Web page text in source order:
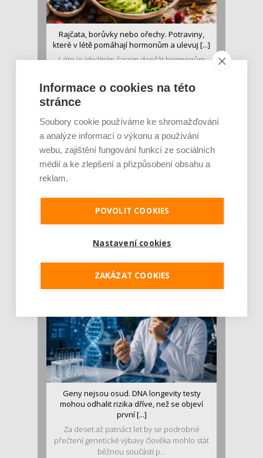
Rajčata, borůvky nebo ořechy. Potraviny,
které v létě pomáhají hormonům a ulevuj [...]
Léto je ideálním časem dopřát hormonům
luštěniny jsou práv...
Je jen pro sportovce, přiberu po něm a ve
stravě ho mám dostatek. Znáte nejčastějš [...]
Pojem protein již nějakou dobu rezonuje
v oblasti zdraví, výživy i dlouhověkosti. Přesto
se o ně...
Geny nejsou osud. DNA longevity testy
mohou odhalit rizika dříve, než se objeví
první [...]
Za deset až patnáct let by se podrobné
přečtení genetické výbavy člověka mohlo stát
běžnou součástí p...
Informace o cookies na této
stránce
Soubory cookie používáme ke shromažďování
a analýze informací o výkonu a používání
webu, zajištění fungování funkcí ze sociálních
médií a ke zlepšení a přizpůsobení obsahu a
reklam.
POVOLIT COOKIES
Nastavení cookies
ZAKÁZAT COOKIES